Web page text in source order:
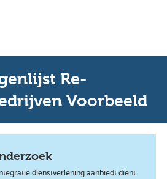
Re-
Voorbeeld
dienstverlening aanbiedt dient